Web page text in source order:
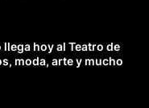
llega hoy al Teatro de
moda, arte y mucho